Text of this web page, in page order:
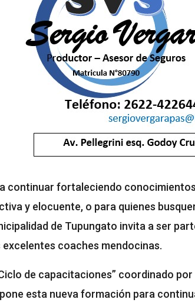
continuar fortaleciendo
y elocuente, o para quienes
de Tupungato invita a ser
excelentes coaches mendocinas.
de capacitaciones” coordinado
esta nueva formación para